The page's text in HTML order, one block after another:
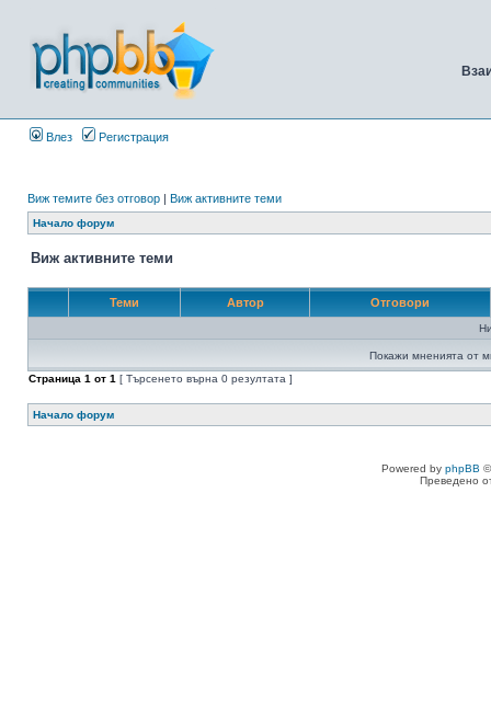
Влез Регистрация
Виж темите без отговор | Виж активните теми
Начало форум
Виж активните теми
Теми Автор Отговори
Покажи мненията от
Страница 1 от 1 [ Търсенето върна 0 резултата ]
Начало форум
Powered by phpBB
Преведено